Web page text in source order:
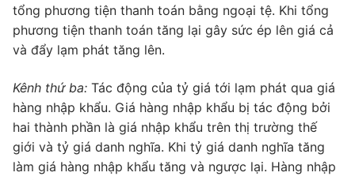
tổng phương tiện thanh toán bằng ngoại tệ. Khi tổng
phương tiện thanh toán tăng lại gây sức ép lên giá cả
và đẩy lạm phát tăng lên.
Kênh thứ ba: Tác động của tỷ giá tới lạm phát qua giá
hàng nhập khẩu. Giá hàng nhập khẩu bị tác động bởi
hai thành phần là giá nhập khẩu trên thị trường thế
giới và tỷ giá danh nghĩa. Khi tỷ giá danh nghĩa tăng
làm giá hàng nhập khẩu tăng và ngược lại. Hàng nhập